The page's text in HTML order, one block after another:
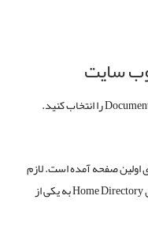
سایت
یرای این کار از Properties وب سایت خود، تب Document را انتخاب کنید.
اولین صفحه آمده است. لازم
است صفحه ی اصلی وب سایت خود را در پوشه ی Home Directory به یکی از